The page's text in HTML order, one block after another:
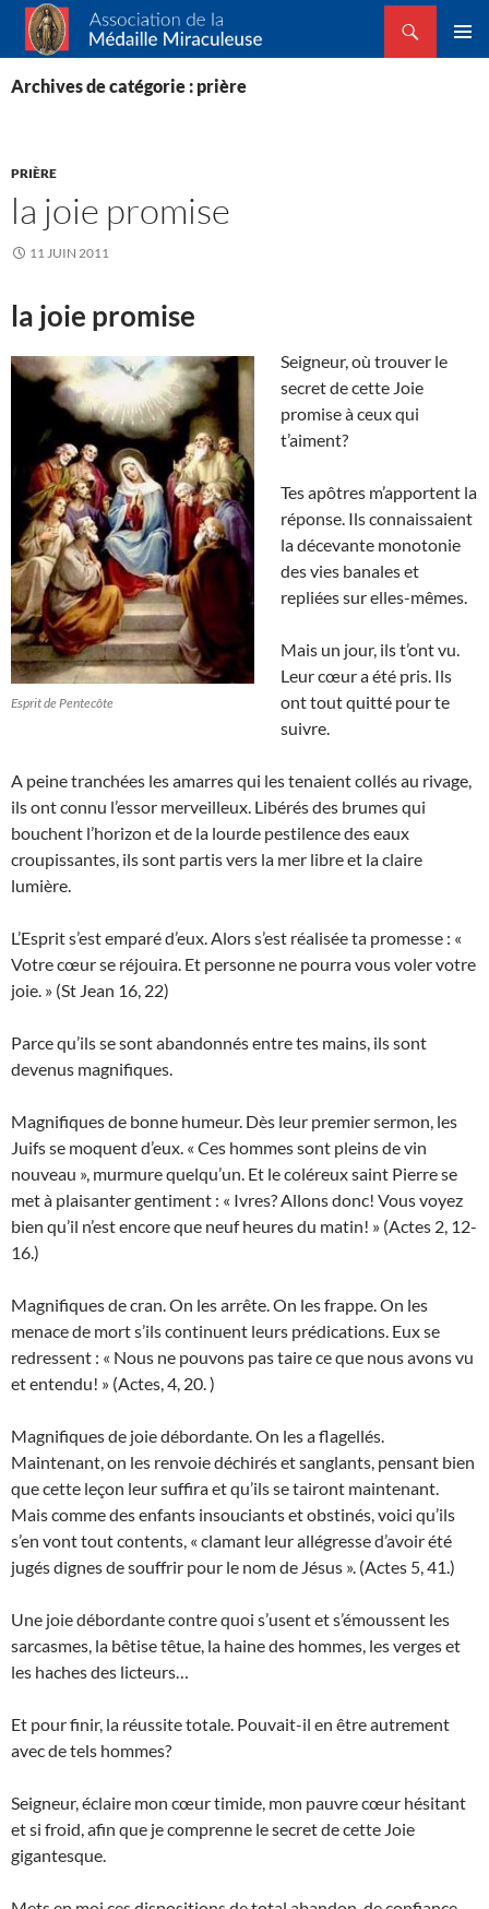
Association de la Médaille Miraculeuse
Recherche
ALLER
CONTENU
Archives de catégorie : prière
PRIÈRE
la joie promise
11 JUIN 2011
la joie promise
Esprit de Pentecôte
Seigneur, où trouver le
secret de cette Joie
promise à ceux qui
t’aiment?
Tes apôtres m’apportent la
réponse. Ils connaissaient
la décevante monotonie
des vies banales et
repliées sur elles-mêmes.
Mais un jour, ils t’ont vu.
Leur cœur a été pris. Ils
ont tout quitté pour te
suivre.
A peine tranchées les amarres qui les tenaient collés au rivage,
ils ont connu l’essor merveilleux. Libérés des brumes qui
bouchent l’horizon et de la lourde pestilence des eaux
croupissantes, ils sont partis vers la mer libre et la claire
lumière.
L’Esprit s’est emparé d’eux. Alors s’est réalisée ta promesse : «
Votre cœur se réjouira. Et personne ne pourra vous voler votre
joie. » (St Jean 16, 22)
Parce qu’ils se sont abandonnés entre tes mains, ils sont
devenus magnifiques.
Magnifiques de bonne humeur. Dès leur premier sermon, les
Juifs se moquent d’eux. « Ces hommes sont pleins de vin
nouveau », murmure quelqu’un. Et le coléreux saint Pierre se
met à plaisanter gentiment : « Ivres? Allons donc! Vous voyez
bien qu’il n’est encore que neuf heures du matin! » (Actes 2, 12-
16.)
Magnifiques de cran. On les arrête. On les frappe. On les
menace de mort s’ils continuent leurs prédications. Eux se
redressent : « Nous ne pouvons pas taire ce que nous avons vu
et entendu! » (Actes, 4, 20. )
Magnifiques de joie débordante. On les a flagellés.
Maintenant, on les renvoie déchirés et sanglants, pensant bien
que cette leçon leur suffira et qu’ils se tairont maintenant.
Mais comme des enfants insouciants et obstinés, voici qu’ils
s’en vont tout contents, « clamant leur allégresse d’avoir été
jugés dignes de souffrir pour le nom de Jésus ». (Actes 5, 41.)
Une joie débordante contre quoi s’usent et s’émoussent les
sarcasmes, la bêtise têtue, la haine des hommes, les verges et
les haches des licteurs…
Et pour finir, la réussite totale. Pouvait-il en être autrement
avec de tels hommes?
Seigneur, éclaire mon cœur timide, mon pauvre cœur hésitant
et si froid, afin que je comprenne le secret de cette Joie
gigantesque.